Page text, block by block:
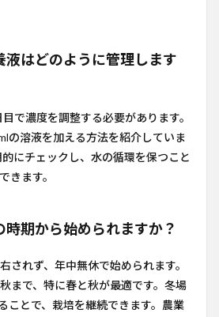
液はどのように管理します
で濃度を調整する必要があります。
の溶液を加える方法を紹介していま
にチェックし、水の循環を保つこと
きます。
時期から始められますか？
されず、年中無休で始められます。
まで、特に春と秋が最適です。冬場
ことで、栽培を継続できます。農業